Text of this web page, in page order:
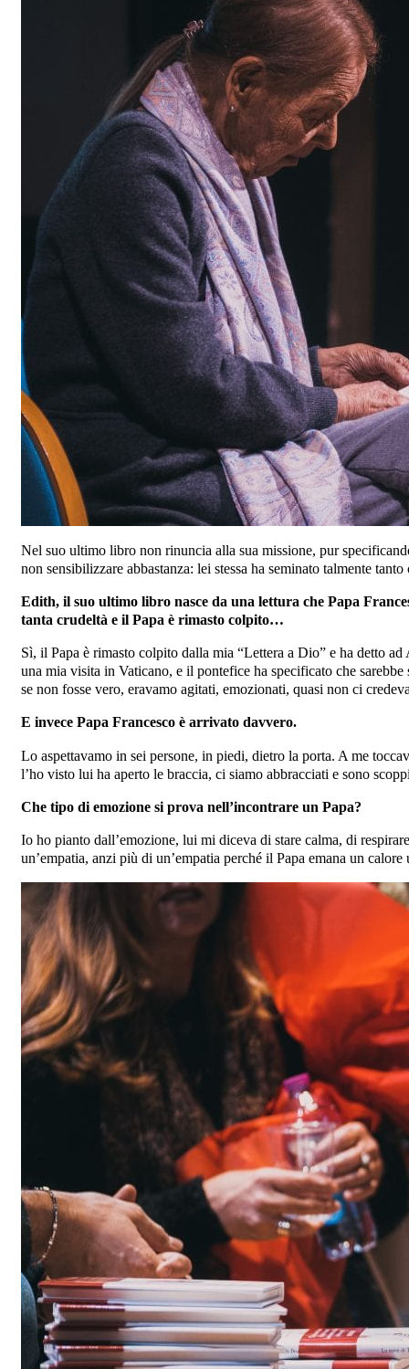
Nel suo ultimo libro non rinuncia alla sua missione, pur
non sensibilizzare abbastanza: lei stessa ha seminato talmente
Edith, il suo ultimo libro nasce da una lettura che Papa
tanta crudeltà e il Papa è rimasto colpito…
Sì, il Papa è rimasto colpito dalla mia “Lettera a Dio” e ha detto
una mia visita in Vaticano, e il pontefice ha specificato che
se non fosse vero, eravamo agitati, emozionati, quasi non ci
E invece Papa Francesco è arrivato davvero.
Lo aspettavamo in sei persone, in piedi, dietro la porta. A me
l’ho visto lui ha aperto le braccia, ci siamo abbracciati e sono
Che tipo di emozione si prova nell’incontrare un Papa?
Io ho pianto dall’emozione, lui mi diceva di stare calma, di
un’empatia, anzi più di un’empatia perché il Papa emana un